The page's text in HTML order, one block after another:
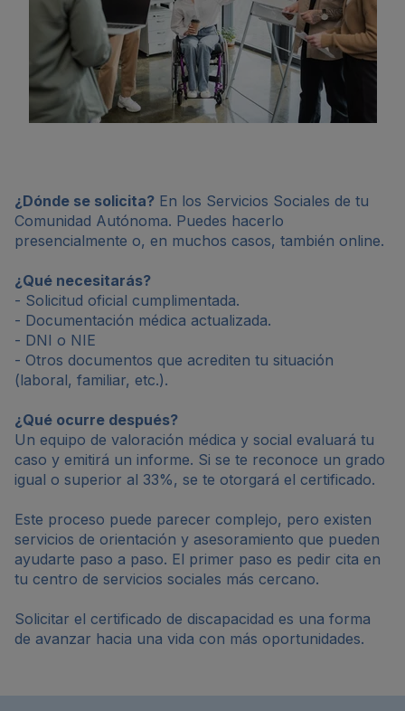
¿Dónde se solicita? En los Servicios Sociales de tu
Comunidad Autónoma. Puedes hacerlo
presencialmente o, en muchos casos, también online.
¿Qué necesitarás?
- Solicitud oficial cumplimentada.
- Documentación médica actualizada.
- DNI o NIE
- Otros documentos que acrediten tu situación
(laboral, familiar, etc.).
¿Qué ocurre después?
Un equipo de valoración médica y social evaluará tu
caso y emitirá un informe. Si se te reconoce un grado
igual o superior al 33%, se te otorgará el certificado.
Este proceso puede parecer complejo, pero existen
servicios de orientación y asesoramiento que pueden
ayudarte paso a paso. El primer paso es pedir cita en
tu centro de servicios sociales más cercano.
Solicitar el certificado de discapacidad es una forma
de avanzar hacia una vida con más oportunidades.